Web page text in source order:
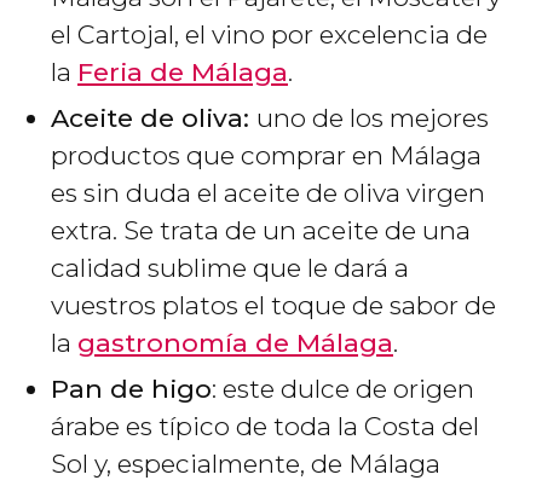
el Cartojal, el vino por excelencia de
la Feria de Málaga.
Aceite de oliva: uno de los mejores
productos que comprar en Málaga
es sin duda el aceite de oliva virgen
extra. Se trata de un aceite de una
calidad sublime que le dará a
vuestros platos el toque de sabor de
la gastronomía de Málaga.
Pan de higo: este dulce de origen
árabe es típico de toda la Costa del
Sol y, especialmente, de Málaga